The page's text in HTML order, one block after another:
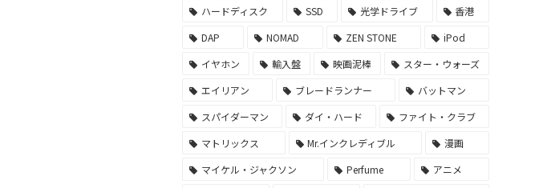
ハードディスク
SSD 光学ドライブ
香港
DAP
NOMAD ZEN STONE
iPod
イヤホン
輸入盤 映画泥棒
スター・ウォーズ
エイリアン
ブレードランナー
バットマン
スパイダーマン
ダイ・ハード
ファイト・クラブ
マトリックス
Mr.インクレディブル
漫画
マイケル・ジャクソン
Perfume
アニメ